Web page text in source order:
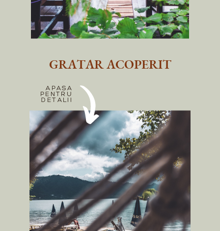
GRATAR ACOPERIT
APASA
PENTRU
DETALII